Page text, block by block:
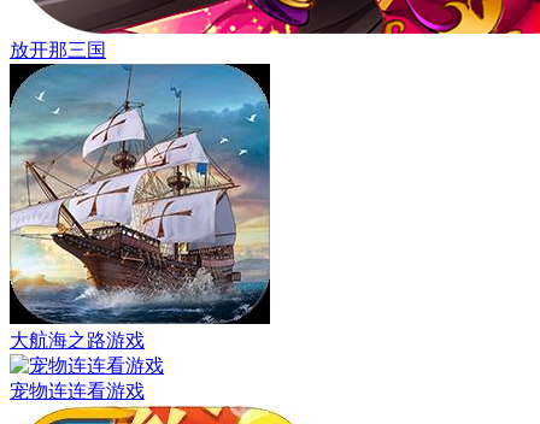
放开那三国
大航海之路游戏
宠物连连看游戏